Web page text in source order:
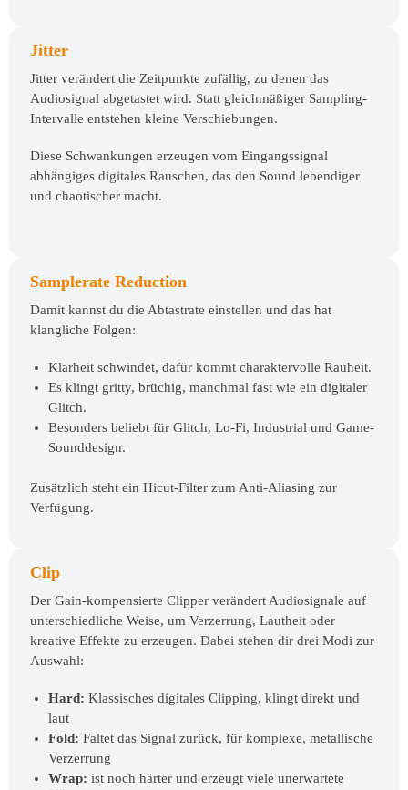
Jitter
Jitter verändert die Zeitpunkte zufällig, zu denen das
Audiosignal abgetastet wird. Statt gleichmäßiger Sampling-
Intervalle entstehen kleine Verschiebungen.
Diese Schwankungen erzeugen vom Eingangssignal
abhängiges digitales Rauschen, das den Sound lebendiger
und chaotischer macht.
Samplerate Reduction
Damit kannst du die Abtastrate einstellen und das hat
klangliche Folgen:
Klarheit schwindet, dafür kommt charaktervolle Rauheit.
Es klingt gritty, brüchig, manchmal fast wie ein digitaler
Glitch.
Besonders beliebt für Glitch, Lo-Fi, Industrial und Game-
Sounddesign.
Zusätzlich steht ein Hicut-Filter zum Anti-Aliasing zur
Verfügung.
Clip
Der Gain-kompensierte Clipper verändert Audiosignale auf
unterschiedliche Weise, um Verzerrung, Lautheit oder
kreative Effekte zu erzeugen. Dabei stehen dir drei Modi zur
Auswahl:
Hard: Klassisches digitales Clipping, klingt direkt und
laut
Fold: Faltet das Signal zurück, für komplexe, metallische
Verzerrung
Wrap: ist noch härter und erzeugt viele unerwartete